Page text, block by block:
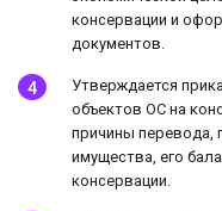
консервации и
документов.
Утверждается
объектов ОС на
причины перевода,
имущества, его
консервации.